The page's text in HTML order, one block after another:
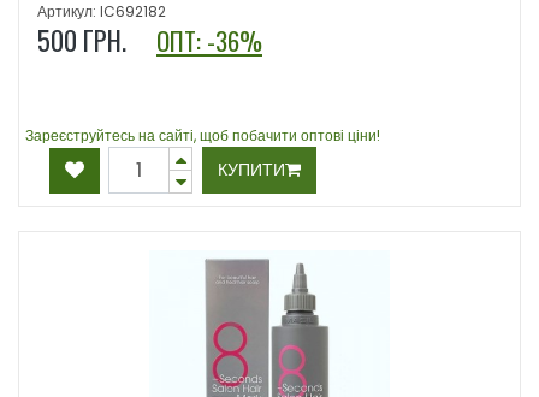
Артикул: IC692182
500 ГРН. ОПТ: -36%
Зареєструйтесь на сайті, щоб побачити оптові ціни!
КУПИТИ